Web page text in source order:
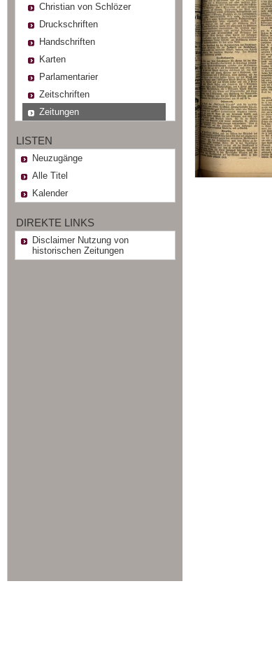
Christian von Schlözer
Druckschriften
Handschriften
Karten
Parlamentarier
Zeitschriften
Zeitungen
LISTEN
Neuzugänge
Alle Titel
Kalender
DIREKTE LINKS
Disclaimer Nutzung von
historischen Zeitungen